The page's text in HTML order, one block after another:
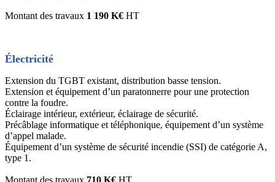
Montant des travaux 1 190 K€ HT
Électricité
Extension du TGBT existant, distribution basse tension.
Extension et équipement d’un paratonnerre pour une protection
contre la foudre.
Éclairage intérieur, extérieur, éclairage de sécurité.
Précâblage informatique et téléphonique, équipement d’un système
d’appel malade.
Équipement d’un système de sécurité incendie (SSI) de catégorie A,
type 1.